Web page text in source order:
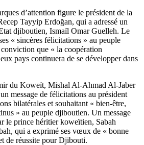
d’attention figure le président de la
Tayyip Erdoğan, qui a adressé un
djiboutien, Ismaïl Omar Guelleh. Le
« sincères félicitations » au peuple
que « la coopération
pays continuera de se développer dans
du Koweït, Mishal Al-Ahmad Al-Jaber
message de félicitations au président
bilatérales et souhaitant « bien-être,
» au peuple djiboutien. Un message
le prince héritier koweïtien, Sabah
qui a exprimé ses vœux de « bonne
de réussite pour Djibouti.